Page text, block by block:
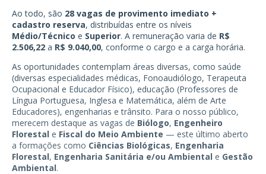
Ao todo, são 28 vagas de provimento imediato +
cadastro reserva, distribuídas entre os níveis
Médio/Técnico e Superior. A remuneração varia de R$
2.506,22 a R$ 9.040,00, conforme o cargo e a carga horária.
As oportunidades contemplam áreas diversas, como saúde
(diversas especialidades médicas, Fonoaudiólogo, Terapeuta
Ocupacional e Educador Físico), educação (Professores de
Língua Portuguesa, Inglesa e Matemática, além de Arte
Educadores), engenharias e trânsito. Para o nosso público,
merecem destaque as vagas de Biólogo, Engenheiro
Florestal e Fiscal do Meio Ambiente — este último aberto
a formações como Ciências Biológicas, Engenharia
Florestal, Engenharia Sanitária e/ou Ambiental e Gestão
Ambiental.